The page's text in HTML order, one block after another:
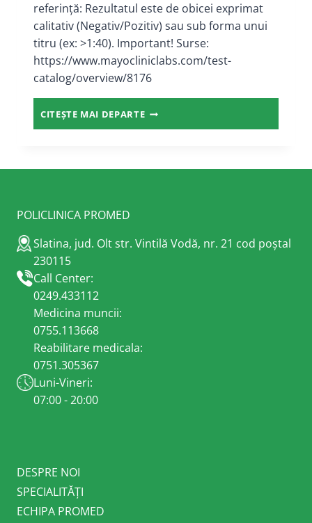
referință: Rezultatul este de obicei exprimat
calitativ (Negativ/Pozitiv) sau sub forma unui
titru (ex: >1:40). Important! Surse:
https://www.mayocliniclabs.com/test-
catalog/overview/8176
CITEȘTE MAI DEPARTEANTICORPI
IGG
POLICLINICA PROMED
Slatina, jud. Olt str. Vintilă Vodă, nr. 21 cod poștal
230115
Call Center:
0249.433112
Medicina muncii:
0755.113668
Reabilitare medicala:
0751.305367
Luni-Vineri:
07:00 - 20:00
DESPRE NOI
SPECIALITĂȚI
ECHIPA PROMED